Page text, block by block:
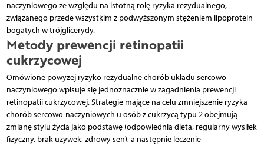
naczyniowego ze względu na istotną rolę ryzyka rezydualnego,
związanego przede wszystkim z podwyższonym stężeniem lipoprotein
bogatych w trójglicerydy.
Metody prewencji retinopatii
cukrzycowej
Omówione powyżej ryzyko rezydualne chorób układu sercowo-
naczyniowego wpisuje się jednoznacznie w zagadnienia prewencji
retinopatii cukrzycowej. Strategie mające na celu zmniejszenie ryzyka
chorób sercowo-naczyniowych u osób z cukrzycą typu 2 obejmują
zmianę stylu życia jako podstawę (odpowiednia dieta, regularny wysiłek
fizyczny, brak używek, zdrowy sen), a następnie leczenie